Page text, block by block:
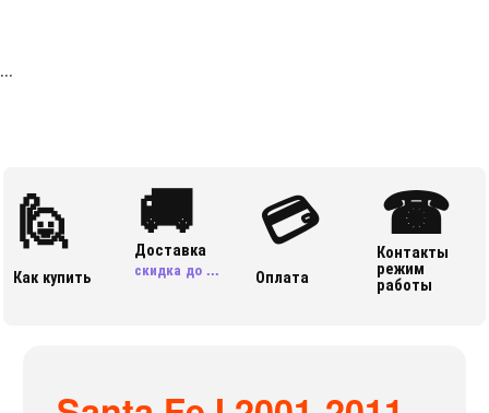
...
🙋
Как купить
🚚
Доставка
скидка до ...
💳
Оплата
☎
Контакты
режим
работы